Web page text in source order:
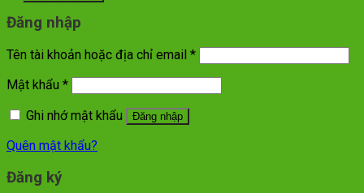
Đăng nhập
Tên tài khoản hoặc địa chỉ email *
Mật khẩu *
Ghi nhớ mật khẩu
Đăng nhập
Quên mật khẩu?
Đăng ký